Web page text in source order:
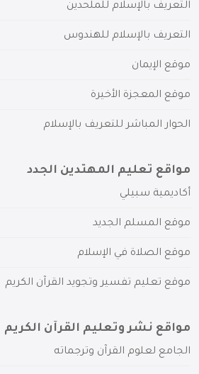
التعريف بالإسلام للملحدين
التعريف بالإسلام للهندوس
موقع الإيمان
موقع المعجزة الأخيرة
الحوار المباشر للتعريف بالإسلام
مواقع تعليم المهتدين الجدد
أكاديمية سبيلي
موقع المسلم الجديد
موقع الصلاة في الإسلام
موقع تعليم تفسير وتجويد القرآن الكريم
مواقع نشر وتعليم القرآن الكريم
الجامع لعلوم القرآن وترجماته